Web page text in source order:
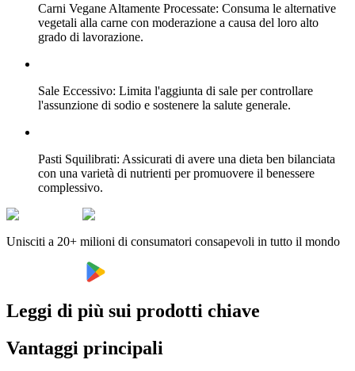
Carni Vegane Altamente Processate: Consuma le alternative
vegetali alla carne con moderazione a causa del loro alto
grado di lavorazione.
Sale Eccessivo: Limita l'aggiunta di sale per controllare
l'assunzione di sodio e sostenere la salute generale.
Pasti Squilibrati: Assicurati di avere una dieta ben bilanciata
con una varietà di nutrienti per promuovere il benessere
complessivo.
Unisciti a 20+ milioni di consumatori consapevoli in tutto il mondo
Leggi di più sui prodotti chiave
Vantaggi principali